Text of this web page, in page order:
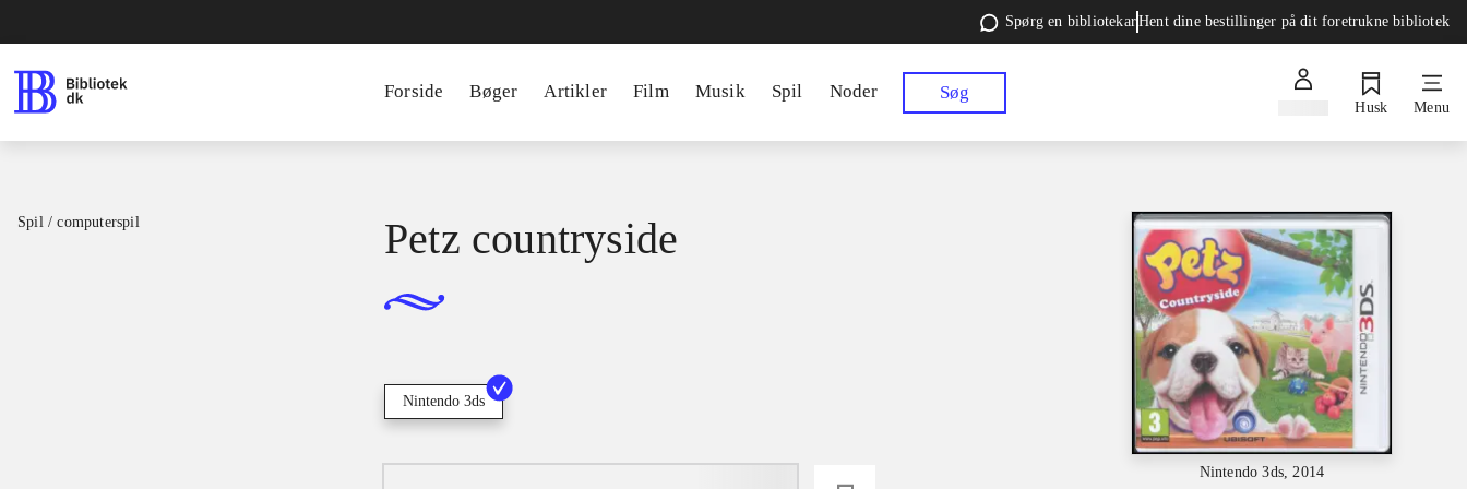
Spørg en bibliotekarHent dine bestillinger på dit foretrukne bibliotek
Forside Bøger Artikler Film Musik Spil Noder Søg
Husk Menu
Spil / computerspil
Nintendo 3ds, 2014
Petz countryside
Nintendo 3ds